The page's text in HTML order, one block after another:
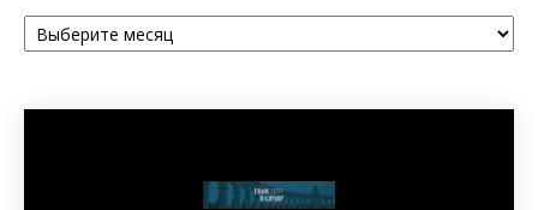
Архивы